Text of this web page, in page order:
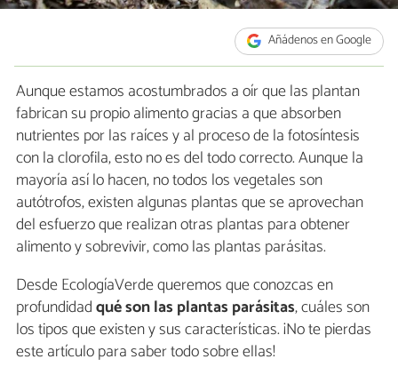
Añádenos en Google
Aunque estamos acostumbrados a oír que las plantan
fabrican su propio alimento gracias a que absorben
nutrientes por las raíces y al proceso de la fotosíntesis
con la clorofila, esto no es del todo correcto. Aunque la
mayoría así lo hacen, no todos los vegetales son
autótrofos, existen algunas plantas que se aprovechan
del esfuerzo que realizan otras plantas para obtener
alimento y sobrevivir, como las plantas parásitas.
Desde EcologíaVerde queremos que conozcas en
profundidadqué son las plantas parásitas, cuáles son
los tipos que existen y sus características. ¡No te pierdas
este artículo para saber todo sobre ellas!